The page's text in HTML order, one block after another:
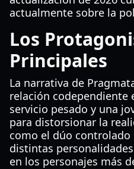
actualmente sobre la
Los
Principales
La narrativa de
relación codependiente
servicio pesado y una
para distorsionar la
como el dúo controlado
distintas
en los personajes más